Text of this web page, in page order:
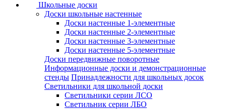
Школьные доски
Доски школьные настенные
Доски настенные 1-элементные
Доски настенные 2-элементные
Доски настенные 3-элементные
Доски настенные 5-элементные
Доски передвижные поворотные
Информационные доски и демонстрационные
стенды Принадлежности для школьных досок
Светильники для школьной доски
Светильники серии ЛСО
Светильник серии ЛБО